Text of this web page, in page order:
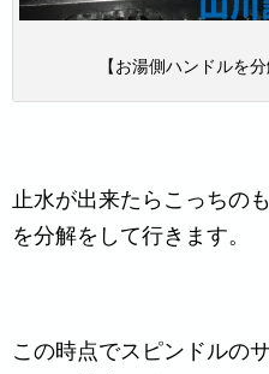
【お湯側ハンドルを分
止水が出来たらこっちの
を分解をして行きます。
この時点でスピンドルの